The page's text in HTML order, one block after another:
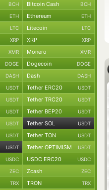
BCH Bitcoin Cash BCH
ETH Ethereum ETH
LTC Litecoin LTC
XRP XRP XRP
XMR Monero XMR
DOGE Dogecoin DOGE
DASH Dash DASH
USDT Tether ERC20 USDT
USDT Tether TRC20 USDT
USDT Tether BEP20 USDT
USDT Tether SOL USDT
USDT Tether TON USDT
USDT Tether OPTIMISM USDT
USDC USDC ERC20 USDC
ZEC Zcash ZEC
TRX TRON TRX